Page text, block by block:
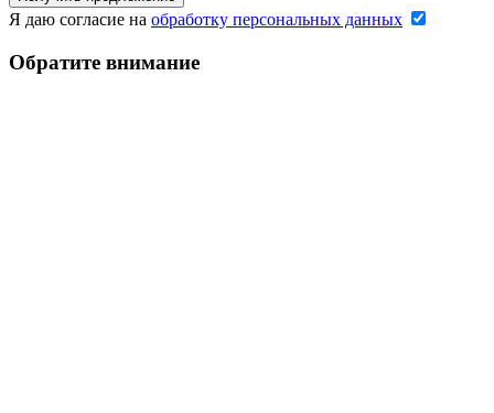
Я даю согласие на обработку персональных данных
Обратите внимание